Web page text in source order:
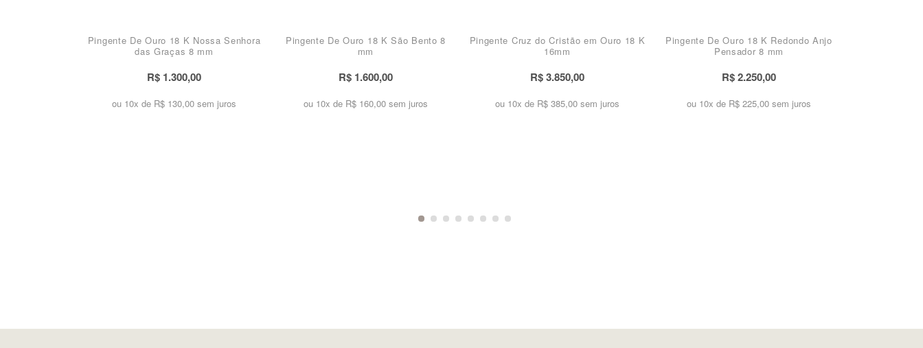
Pingente De Ouro 18 K Nossa Senhora
das Graças 8 mm
R$ 1.300,00
ou 10x de R$ 130,00 sem juros
Pingente De Ouro 18 K São Bento 8
mm
R$ 1.600,00
ou 10x de R$ 160,00 sem juros
Pingente Cruz do Cristão em Ouro 18 K
16mm
R$ 3.850,00
ou 10x de R$ 385,00 sem juros
Pingente De Ouro 18 K Redondo Anjo
Pensador 8 mm
R$ 2.250,00
ou 10x de R$ 225,00 sem juros